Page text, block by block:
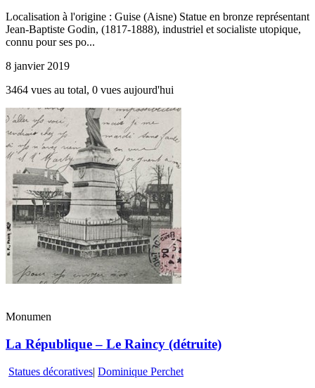
Localisation à l'origine : Guise (Aisne) Statue en bronze représentant
Jean-Baptiste Godin, (1817-1888), industriel et socialiste utopique,
connu pour ses po...
8 janvier 2019
3464 vues au total, 0 vues aujourd'hui
Monumen
La République – Le Raincy (détruite)
Statues décoratives| Dominique Perchet